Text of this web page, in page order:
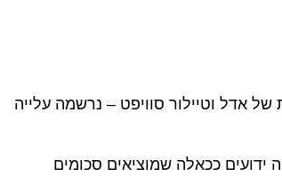
וטיילור סוויפט – נרשמה עלייה
ואיטליה ידועים ככאלה שמוציאים סכומים